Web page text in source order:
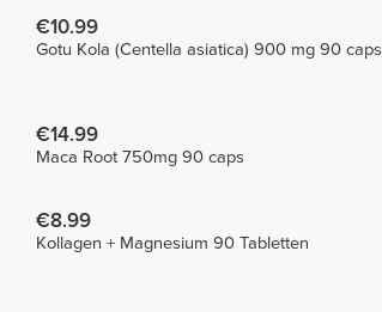
€10.99
Gotu Kola (Centella asiatica) 900 mg 90 caps
€14.99
Maca Root 750mg 90 caps
€8.99
Kollagen + Magnesium 90 Tabletten